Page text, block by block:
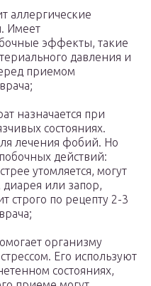
аллергические
Имеет
эффекты, такие
давления и
приемом
назначается при
состояниях.
лечения фобий. Но
действий:
утомляется, могут
диарея или запор,
строго по рецепту 2-3
организму
Его используют
состояниях,